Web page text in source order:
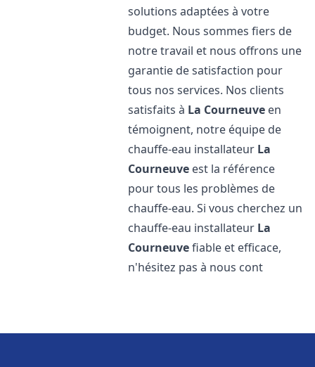
solutions adaptées à votre
budget. Nous sommes fiers de
notre travail et nous offrons une
garantie de satisfaction pour
tous nos services. Nos clients
satisfaits à La Courneuve en
témoignent, notre équipe de
chauffe-eau installateur La
Courneuve est la référence
pour tous les problèmes de
chauffe-eau. Si vous cherchez un
chauffe-eau installateur La
Courneuvefiable et efficace,
n'hésitez pas à nous cont